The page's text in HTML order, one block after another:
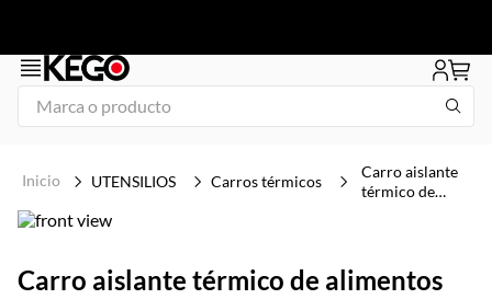
Marca o producto
UTENSILIOS Carros térmicos
Carro aislante
térmico de
Carro aislante térmico de alimentos
freidora
3.
plancha
4.
congelador